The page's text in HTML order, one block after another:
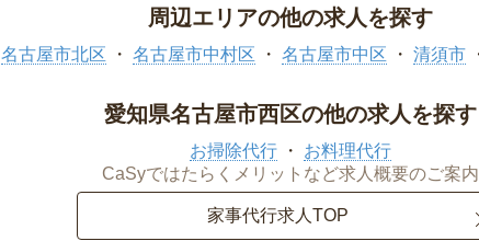
周辺エリアの他の求人を探す
名古屋市北区 名古屋市中村区 名古屋市中区 清須市
愛知県名古屋市西区の他の求人を探す
お掃除代行
お料理代行
CaSyではたらくメリットなど求人概要のご案内
家事代行求人TOP